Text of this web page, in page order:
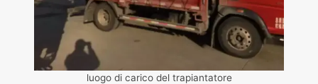
luogo di carico del trapiantatore